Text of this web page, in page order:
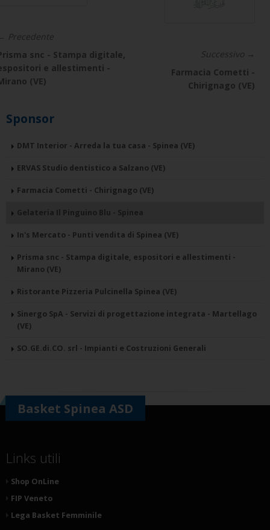
Precedente
snc - Stampa digitale,
e allestimenti -
(VE)
Successivo →
Farmacia Cometti -
Chirignago (VE)
Sponsor
DMT Interior - Arreda la tua casa - Spinea (VE)
ERVAS Studio dentistico a Salzano (VE)
Farmacia Cometti - Chirignago (VE)
Gelateria Il Pinguino Blu - Spinea
In's Mercato - Punti vendita di Spinea (VE)
Prisma snc - Stampa digitale, espositori e allestimenti -
Mirano (VE)
Ristorante Pizzeria Pulcinella Spinea (VE)
Sinergo SpA - Servizi di progettazione integrata - Martellago
(VE)
SO.GE.di.CO. srl - Impianti e Costruzioni Generali
Basket Spinea ASD
Links utili
Shop OnLine
FIP Veneto
Lega Basket Femminile